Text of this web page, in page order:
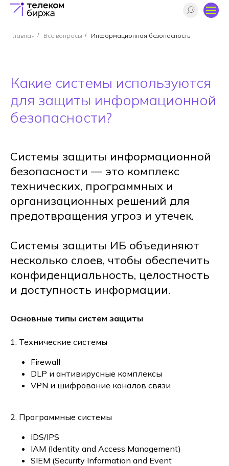
Главная / Все вопросы / Информационная безопасность
Какие системы используются
для защиты информационной
безопасности?
Системы защиты информационной
безопасности — это комплекс
технических, программных и
организационных решений для
предотвращения угроз и утечек.
Системы защиты ИБ объединяют
несколько слоев, чтобы обеспечить
конфиденциальность, целостность
и доступность информации.
Основные типы систем защиты
1. Технические системы
Firewall
DLP и антивирусные комплексы
VPN и шифрование каналов связи
2. Программные системы
IDS/IPS
IAM (Identity and Access Management)
SIEM (Security Information and Event